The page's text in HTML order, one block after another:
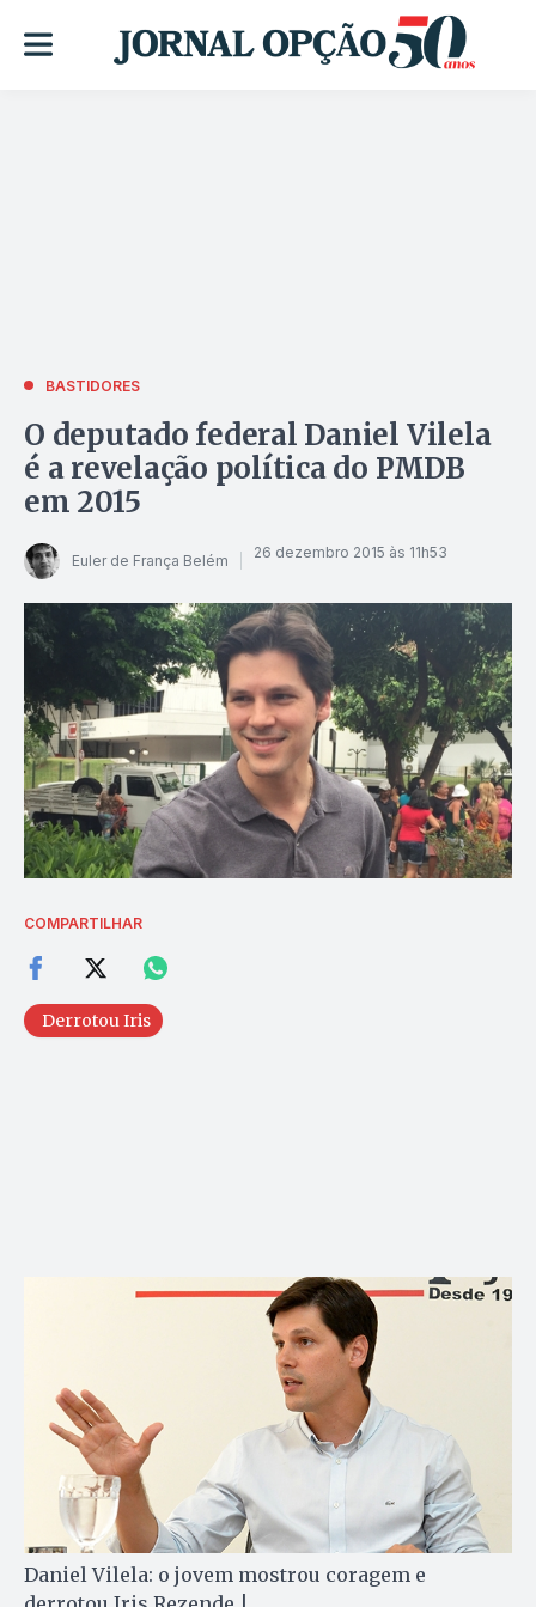
BASTIDORES
O deputado federal Daniel Vilela
é a revelação política do PMDB
em 2015
Euler de França Belém 26 dezembro 2015 às 11h53
COMPARTILHAR
Derrotou Iris
Daniel Vilela: o jovem mostrou coragem e